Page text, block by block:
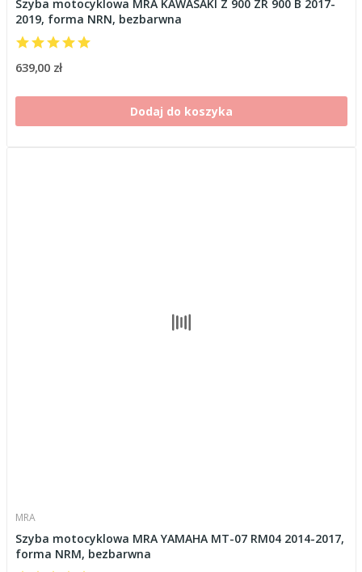
Szyba motocyklowa MRA KAWASAKI Z 900 ZR 900 B 2017-
2019, forma NRN, bezbarwna
639,00 zł
Dodaj do koszyka
MRA
Szyba motocyklowa MRA YAMAHA MT-07 RM04 2014-2017,
forma NRM, bezbarwna